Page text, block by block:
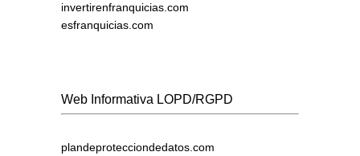
invertirenfranquicias.com
esfranquicias.com
Web Informativa LOPD/RGPD
plandeprotecciondedatos.com